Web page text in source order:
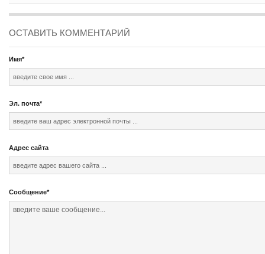
ОСТАВИТЬ КОММЕНТАРИЙ
Имя*
Эл. почта*
Адрес сайта
Сообщение*